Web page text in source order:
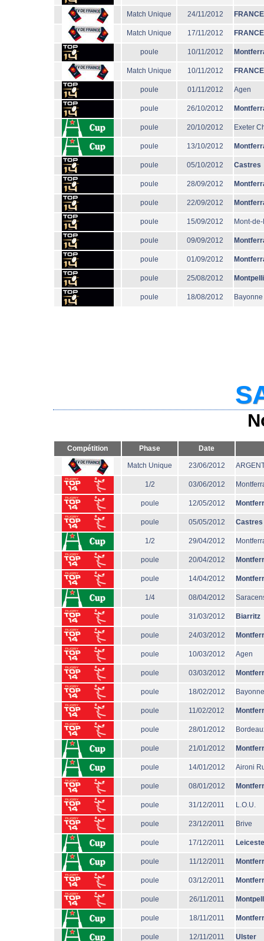
Match Unique 24/11/2012 FRANCE
Match Unique 17/11/2012 FRANCE
poule 10/11/2012
Match Unique 10/11/2012 FRANCE
poule 01/11/2012 Agen
poule 26/10/2012
poule 20/10/2012 Exeter
poule 13/10/2012
poule 05/10/2012 Castres
poule 28/09/2012
poule 22/09/2012
poule 15/09/2012 Mont-
poule 09/09/2012
poule 01/09/2012
poule 25/08/2012
poule 18/08/2012 Bayonne
Compétition Phase Date
Match Unique 23/06/2012
1/2 03/06/2012
poule 12/05/2012
poule 05/05/2012 Castres
1/2 29/04/2012
poule 20/04/2012
poule 14/04/2012
1/4 08/04/2012
poule 31/03/2012 Biarritz
poule 24/03/2012
poule 10/03/2012 Agen
poule 03/03/2012
poule 18/02/2012 Bayonne
poule 11/02/2012
poule 28/01/2012
poule 21/01/2012
poule 14/01/2012 Aironi
poule 08/01/2012
poule 31/12/2011 L.O.U.
poule 23/12/2011 Brive
poule 17/12/2011
poule 11/12/2011
poule 03/12/2011
poule 26/11/2011
poule 18/11/2011
poule 12/11/2011 Ulster